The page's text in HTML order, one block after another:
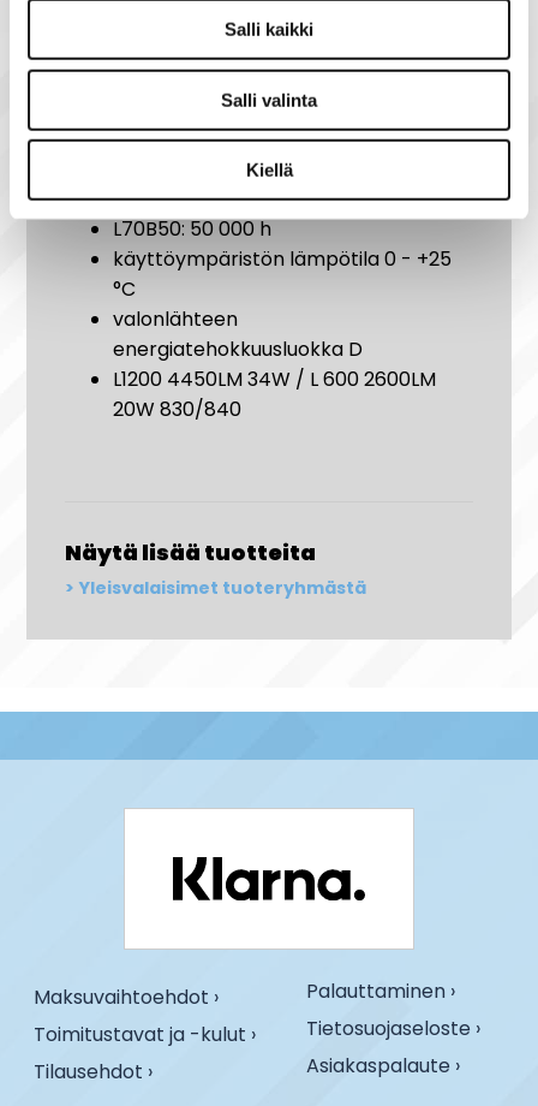
Salli kaikki
Salli valinta
Kiellä
värilämpötila on valittavissa DIP-
kytkimellä (3000 K tai 4000 K)
pituudet 584 mm ja 1184 mm
kytkentä 3x2,5 mm,
läpijohdotettavissa
L70B50: 50 000 h
käyttöympäristön lämpötila 0 - +25
°C
valonlähteen
energiatehokkuusluokka D
L1200 4450LM 34W / L 600 2600LM
20W 830/840
Näytä lisää tuotteita
Yleisvalaisimet tuoteryhmästä
Maksuvaihtoehdot ›
Toimitustavat ja -kulut ›
Tilausehdot ›
Palauttaminen ›
Tietosuojaseloste ›
Asiakaspalaute ›